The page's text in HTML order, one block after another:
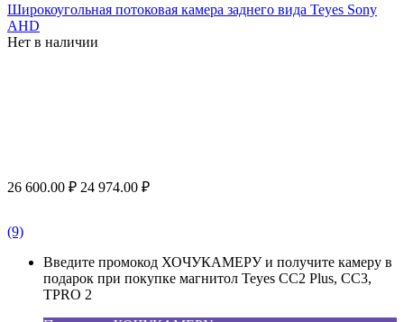
Широкоугольная потоковая камера заднего вида Teyes Sony
AHD
Нет в наличии
26 600.00 ₽ 24 974.00 ₽
(9)
Введите промокод ХОЧУКАМЕРУ и получите камеру в
подарок при покупке магнитол Teyes CC2 Plus, CC3,
TPRO 2